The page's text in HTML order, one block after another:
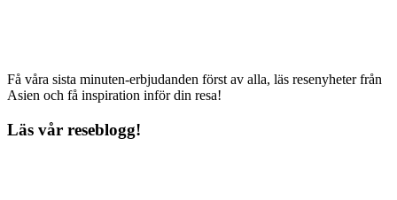
Få våra sista minuten-erbjudanden först av alla, läs resenyheter från
Asien och få inspiration inför din resa!
Läs vår reseblogg!